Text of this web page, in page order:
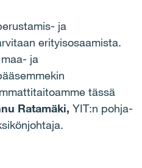
ja
erityisosaamista.
ja
tässä
Ratamäki, YIT:n pohja-